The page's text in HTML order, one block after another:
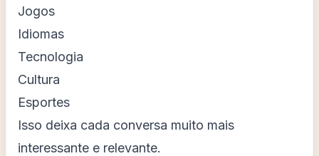
Jogos
Idiomas
Tecnologia
Cultura
Esportes
Isso deixa cada conversa muito mais
interessante e relevante.